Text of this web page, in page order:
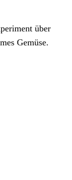
über
Gemüse.